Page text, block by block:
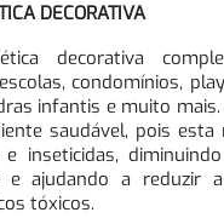
DECORATIVA
decorativa
condomínios,
infantis e muito
saudável, pois
inseticidas,
e ajudando a reduzir
tóxicos.